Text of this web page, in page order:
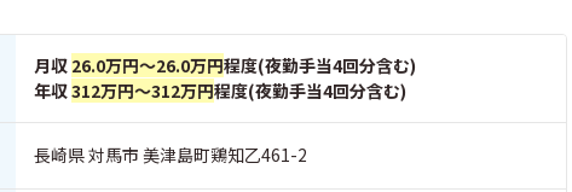
月収 26.0万円～26.0万円程度(夜勤手当4回分含む)
年収312万円～312万円程度(夜勤手当4回分含む)
長崎県 対馬市 美津島町鶏知乙461-2